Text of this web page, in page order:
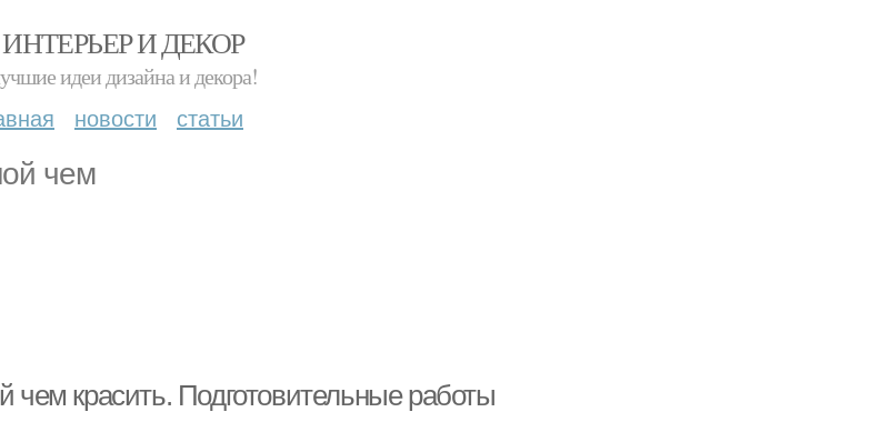
ИНТЕРЬЕР И ДЕКОР
идеи дизайна и декора!
новости статьи
чем
чем красить. Подготовительные работы